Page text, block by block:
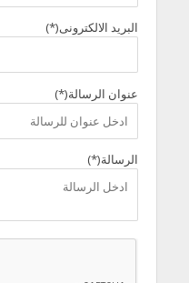
البريد الالكترونى(*)
عنوان الرسالة(*)
الرسالة(*)